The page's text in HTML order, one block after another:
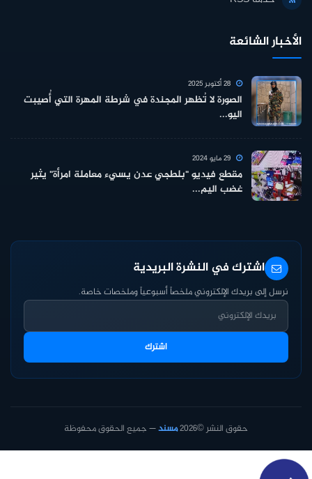
الأخبار الشائعة
الصورة لا تُظهر المجندة في شرطة المهرة التي أُصيبت
اليو...
مقطع فيديو "بلطجي عدن يسيء معاملة امرأة" يثير
غضب اليم...
اشترك في النشرة البريدية
نرسل إلى بريدك الإلكتروني ملخصاً أسبوعياً وملخصات خاصة.
اشترك
حقوق النشر ©2026 مسند— جميع الحقوق محفوظة